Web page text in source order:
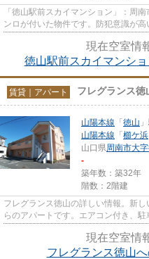
「徳山駅前スカイマンション」：周
ンロが付いた物件です。防犯意識が
現在空室情
徳山駅前スカイマンシ
賃貸｜アパート フレグランス徳
山陽本線 「 徳山
山陽本線 「 櫛ケ浜
山口県周南市大
-
築年数：築32年
階数：2階建
フレグランス徳山の詳しい情報。新
らのアパートです。エアコン付き、
現在空室情
フレグランス徳山